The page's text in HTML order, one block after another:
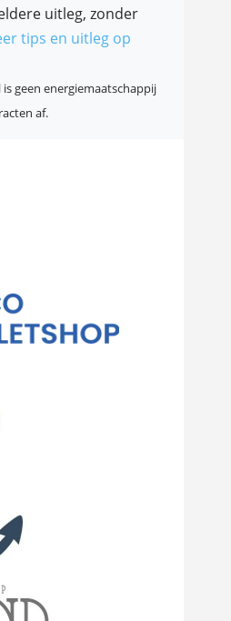
uitleg, zonder
tips en uitleg op
geen energiemaatschappij
af.